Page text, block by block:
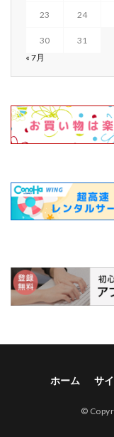
23 24
30
31
« 7月
ホーム サ
©